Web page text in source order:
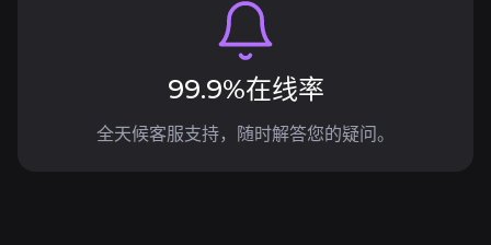
99.9%在线率
全天候客服支持，随时解答您的疑问。